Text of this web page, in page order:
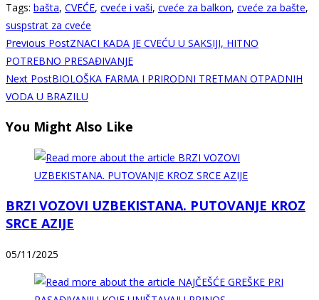
Tags: bašta, CVEĆE, cveće i vaši, cveće za balkon, cveće za bašte,
suspstrat za cveće
Read
more
articles
Previous PostZNACI KADA JE CVEĆU U SAKSIJI, HITNO
POTREBNO PRESAĐIVANJE
Next PostBIOLOŠKA FARMA I PRIRODNI TRETMAN OTPADNIH
VODA U BRAZILU
You Might Also Like
BRZI VOZOVI UZBEKISTANA. PUTOVANJE KROZ
SRCE AZIJE
05/11/2025